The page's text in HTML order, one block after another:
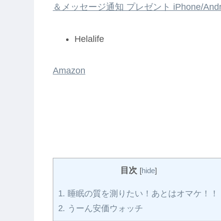
＆メッセージ通知 プレゼント iPhone/
Helalife
Amazon
目次 [hide]
1. 睡眠の質を測りたい！あとはオマケ！！
2. うーん安価ウォッチ